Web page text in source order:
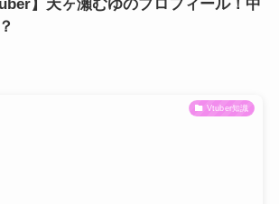
】天ヶ瀬むゆのプロフィール！中
Vtuber知識